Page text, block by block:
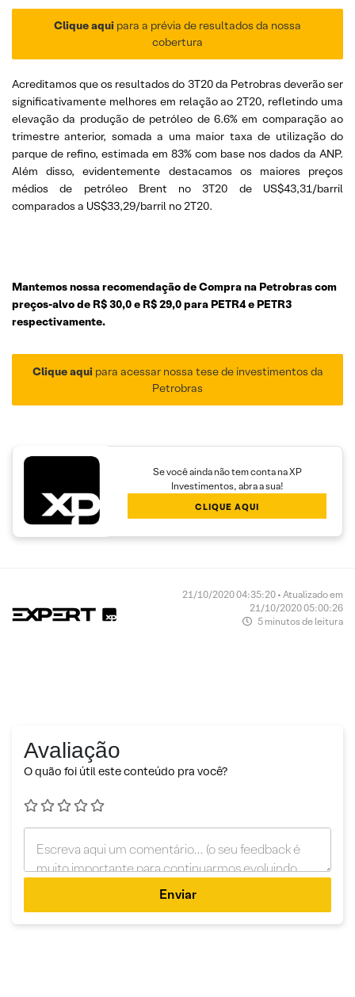
Clique aqui para a prévia de resultados da nossa
cobertura
Acreditamos que os resultados do 3T20 da Petrobras deverão ser
significativamente melhores em relação ao 2T20, refletindo uma
elevação da produção de petróleo de 6.6% em comparação ao
trimestre anterior, somada a uma maior taxa de utilização do
parque de refino, estimada em 83% com base nos dados da ANP.
Além disso, evidentemente destacamos os maiores preços
médios de petróleo Brent no 3T20 de US$43,31/barril
comparados a US$33,29/barril no 2T20.
Mantemos nossa recomendação de Compra na Petrobras com
preços-alvo de R$ 30,0 e R$ 29,0 para PETR4 e PETR3
respectivamente.
Clique aquipara acessar nossa tese de investimentos da
Petrobras
Se você ainda não tem conta na XP
Investimentos, abra a sua!
CLIQUE AQUI
21/10/2020 04:35:20 • Atualizado em
21/10/2020 05:00:26
5 minutos de leitura
Avaliação
O quão foi útil este conteúdo pra você?
Enviar